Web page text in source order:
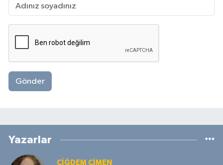
Gönder
Yazarlar
ÇIĞDEM ÇIMEN